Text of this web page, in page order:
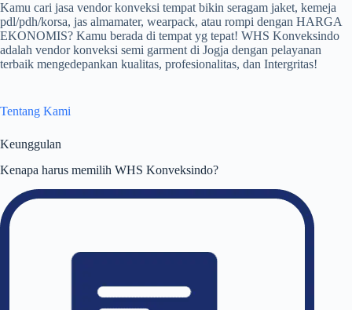
Kamu cari jasa vendor konveksi tempat bikin seragam jaket, kemeja
pdl/pdh/korsa, jas almamater, wearpack, atau rompi dengan HARGA
EKONOMIS? Kamu berada di tempat yg tepat! WHS Konveksindo
adalah vendor konveksi semi garment di Jogja dengan pelayanan
terbaik mengedepankan kualitas, profesionalitas, dan Intergritas!
Tentang Kami
Keunggulan
Kenapa harus memilih WHS Konveksindo?